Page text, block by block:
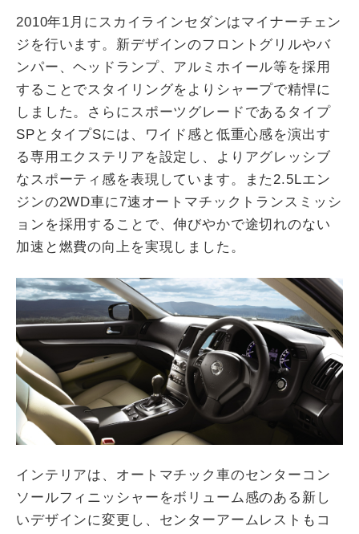
2010年1月にスカイラインセダンはマイナーチェン
ジを行います。新デザインのフロントグリルやバ
ンパー、ヘッドランプ、アルミホイール等を採用
することでスタイリングをよりシャープで精悍に
しました。さらにスポーツグレードであるタイプ
SPとタイプSには、ワイド感と低重心感を演出す
る専用エクステリアを設定し、よりアグレッシブ
なスポーティ感を表現しています。また2.5Lエン
ジンの2WD車に7速オートマチックトランスミッシ
ョンを採用することで、伸びやかで途切れのない
加速と燃費の向上を実現しました。
インテリアは、オートマチック車のセンターコン
ソールフィニッシャーをボリューム感のある新し
いデザインに変更し、センターアームレストもコ